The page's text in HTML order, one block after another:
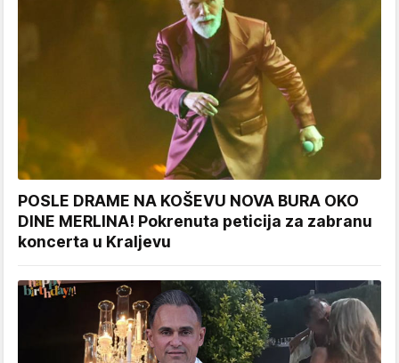
POSLE DRAME NA KOŠEVU NOVA BURA OKO
DINE MERLINA! Pokrenuta peticija za zabranu
koncerta u Kraljevu